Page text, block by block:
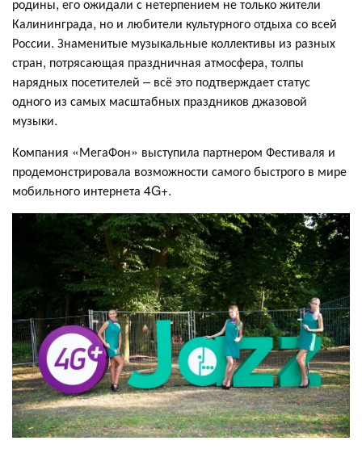
Калининграда, но и любители культурного отдыха со всей
России. Знаменитые музыкальные коллективы из разных
стран, потрясающая праздничная атмосфера, толпы
нарядных посетителей – всё это подтверждает статус
одного из самых масштабных праздников джазовой
музыки.
Компания «МегаФон» выступила партнером Фестиваля и
продемонстрировала возможности самого быстрого в мире
мобильного интернета 4G+.